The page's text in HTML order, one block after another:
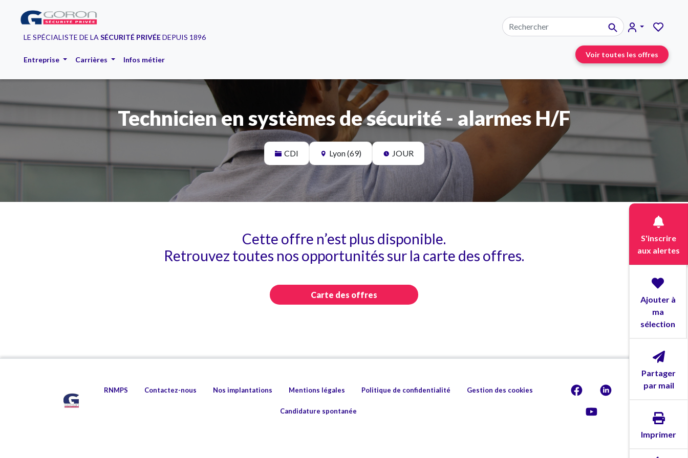
LE SPÉCIALISTE DE LA SÉCURITÉ PRIVÉEDEPUIS 1896
Entreprise Carrières Infos métier
Voir toutes les offres
S'inscrire
aux alertes
Ajouter à
ma
sélection
Partager
par mail
Imprimer
Technicien en systèmes de sécurité - alarmes H/F
CDI Lyon (69) JOUR
Cette offre n’est plus disponible.
Retrouvez toutes nos opportunités sur la carte des offres.
Carte des offres
RNMPS Contactez-nous Nos implantations Mentions légales Politique de confidentialité Gestion des cookies
Candidature spontanée